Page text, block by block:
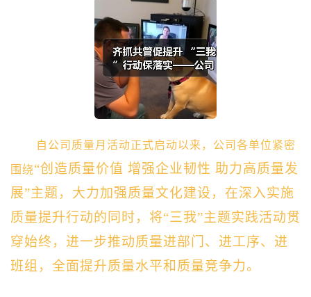
自公司质量月活动正式启动以来，公司各单位紧密
围绕“创造质量价值 增强企业韧性 助力高质量发
展”主题，大力加强质量文化建设，在深入实施
质量提升行动的同时，将“三我”主题实践活动贯
穿始终，进一步推动质量进部门、进工序、进
班组，全面提升质量水平和质量竞争力。